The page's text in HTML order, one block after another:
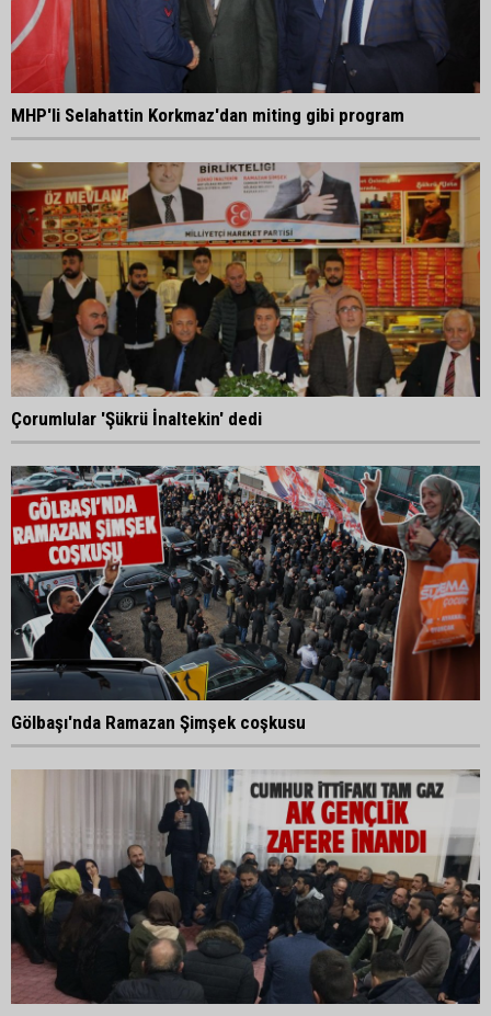
MHP'li Selahattin Korkmaz'dan miting gibi program
Çorumlular 'Şükrü İnaltekin' dedi
Gölbaşı'nda Ramazan Şimşek coşkusu